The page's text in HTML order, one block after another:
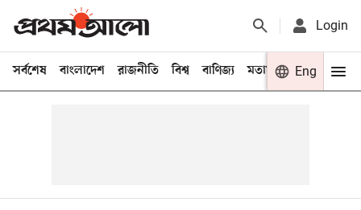
Login
সর্বশেষ বাংলাদেশ রাজনীতি বিশ্ব বাণিজ্য মতামত খেলা
Eng